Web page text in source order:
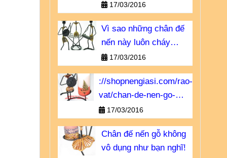
17/03/2016
Vì sao những chân đế
nến này luôn cháy
hàng?
17/03/2016
://shopnengiasi.com/rao-
vat/chan-de-nen-go-
khong-vo-dung-nhu-ban-
17/03/2016
Chân đế nến gỗ không
vô dụng như bạn nghĩ!